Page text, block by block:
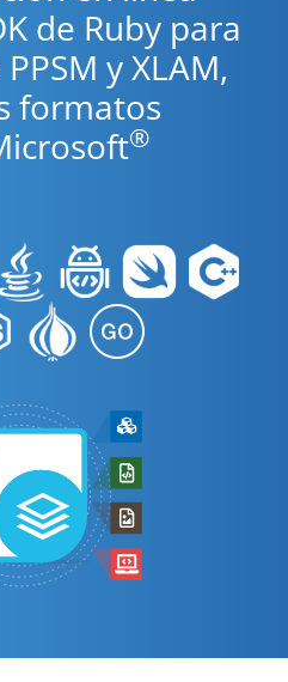
de Ruby para
y XLAM,
formatos
®